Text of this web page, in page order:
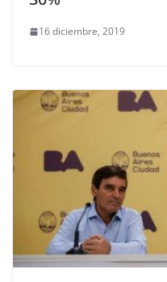
16 diciembre, 2019